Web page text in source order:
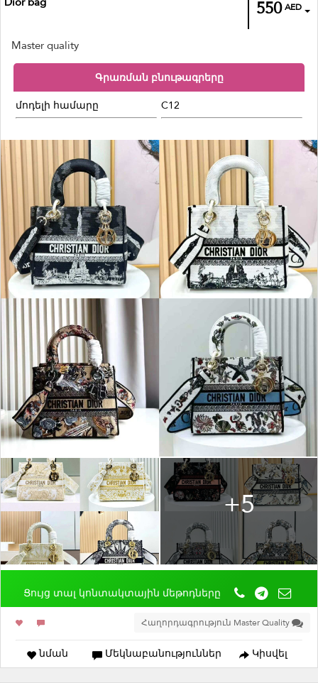
550AED
Master quality
Գրառման բնութագրերը
մոդելի համարը
C12
+5
Ցույց տալ կոնտակտային մեթոդները
Հաղորդագրություն Master Quality
նման Մեկնաբանություններ Կիսվել